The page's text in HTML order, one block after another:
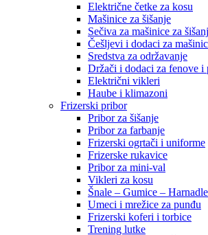
Električne četke za kosu
Mašinice za šišanje
Sečiva za mašinice za
Češljevi i dodaci za
Sredstva za održavanje
Držači i dodaci za fenove i
Električni vikleri
Haube i klimazoni
Frizerski pribor
Pribor za šišanje
Pribor za farbanje
Frizerski ogrtači i uniforme
Frizerske rukavice
Pribor za mini-val
Vikleri za kosu
Šnale – Gumice –
Umeci i mrežice za punđu
Frizerski koferi i torbice
Trening lutke